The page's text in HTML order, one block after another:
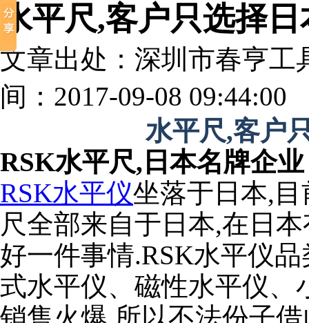
水平尺,客户只选择
文章出处：深圳市春亨工
间：2017-09-08 09:44:00
水平尺,客户
RSK水平尺,日本名牌企业
RSK水平仪坐落于日本,
尺全部来自于日本,在日
好一件事情.RSK水平仪
式水平仪、磁性水平仪、